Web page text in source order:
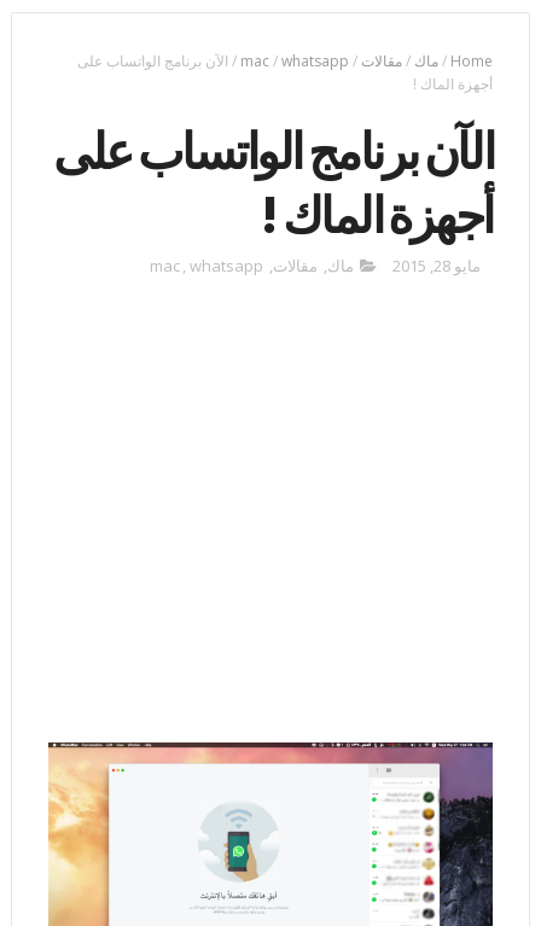
Home
/ماك /مقالات /
mac/whatsapp
/ الآن برنامج الواتساب على
أجهزة الماك !
الآن برنامج الواتساب على
أجهزة الماك !
مايو 28, 2015 ماك, مقالات,
mac,whatsapp